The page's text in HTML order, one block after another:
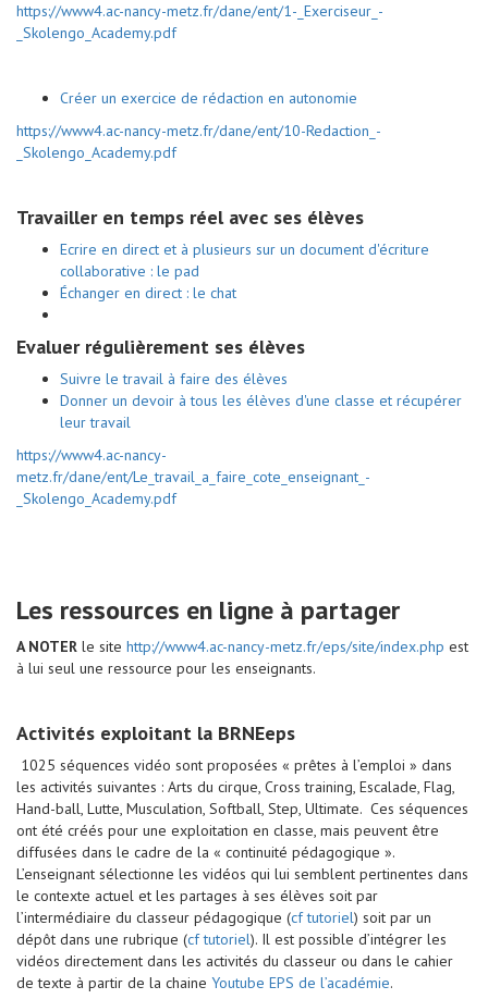
https://www4.ac-nancy-metz.fr/dane/ent/1-_Exerciseur_-
_Skolengo_Academy.pdf
Créer un exercice de rédaction en autonomie
https://www4.ac-nancy-metz.fr/dane/ent/10-Redaction_-
_Skolengo_Academy.pdf
Travailler en temps réel avec ses élèves
Ecrire en direct et à plusieurs sur un document d'écriture
collaborative : le pad
Échanger en direct : le chat
Evaluer régulièrement ses élèves
Suivre le travail à faire des élèves
Donner un devoir à tous les élèves d'une classe et récupérer
leur travail
https://www4.ac-nancy-
metz.fr/dane/ent/Le_travail_a_faire_cote_enseignant_-
_Skolengo_Academy.pdf
Les ressources en ligne à partager
A NOTER le site http://www4.ac-nancy-metz.fr/eps/site/index.php est
à lui seul une ressource pour les enseignants.
Activités exploitant la BRNEeps
1025 séquences vidéo sont proposées « prêtes à l’emploi » dans
les activités suivantes : Arts du cirque, Cross training, Escalade, Flag,
Hand-ball, Lutte, Musculation, Softball, Step, Ultimate. Ces séquences
ont été créés pour une exploitation en classe, mais peuvent être
diffusées dans le cadre de la « continuité pédagogique ».
L’enseignant sélectionne les vidéos qui lui semblent pertinentes dans
le contexte actuel et les partages à ses élèves soit par
l’intermédiaire du classeur pédagogique (cf tutoriel) soit par un
dépôt dans une rubrique (cf tutoriel). Il est possible d’intégrer les
vidéos directement dans les activités du classeur ou dans le cahier
de texte à partir de la chaine Youtube EPS de l’académie.